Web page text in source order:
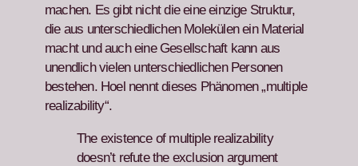
machen. Es gibt nicht die eine einzige Struk­tur,
die aus unter­schiedlichen Molekülen ein Mate­r­i­al
macht und auch eine Gesellschaft kann aus
unendlich vie­len unter­schiedlichen Per­so­n­en
beste­hen. Hoel nen­nt dieses Phänomen „mul­ti­ple
real­iz­abil­i­ty“.
The exis­tence of mul­ti­ple real­iz­abil­i­ty
doesn’t refute the exclu­sion argu­ment